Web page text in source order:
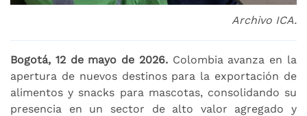
Archivo ICA.
Bogotá, 12 de mayo de 2026.Colombia avanza en la
apertura de nuevos destinos para la exportación de
alimentos y snacks para mascotas, consolidando su
presencia en un sector de alto valor agregado y